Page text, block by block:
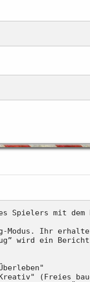
wird ein
(Freies